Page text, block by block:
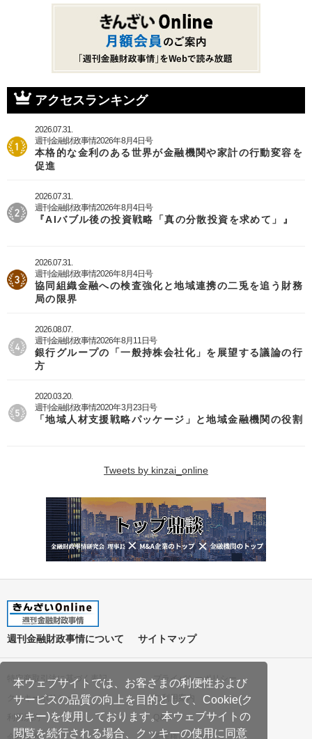
本ウェブサイトでは、お客さまの利便性および
サービスの品質の向上を目的として、Cookie(ク
ッキー)を使用しております。本ウェブサイトの
閲覧を続行される場合、クッキーの使用に同意
アクセスランキング
2026.07.31.
週刊金融財政事情2026年8月4日号
本格的な金利のある世界が金融機関や家計の行動変容を
促進
2026.07.31.
週刊金融財政事情2026年8月4日号
『AIバブル後の投資戦略「真の分散投資を求めて」』
2026.07.31.
週刊金融財政事情2026年8月4日号
協同組織金融への検査強化と地域連携の二兎を追う財務
局の限界
2026.08.07.
週刊金融財政事情2026年8月11日号
銀行グループの「一般持株会社化」を展望する議論の行
方
2020.03.20.
週刊金融財政事情2020年3月23日号
「地域人材支援戦略パッケージ」と地域金融機関の役割
Tweets by kinzai_online
週刊金融財政事情について サイトマップ
特定商取引法に基づく表記
プライバシーポリシー
クッキーポリシー
ご利用案内
利用規約
Q&A